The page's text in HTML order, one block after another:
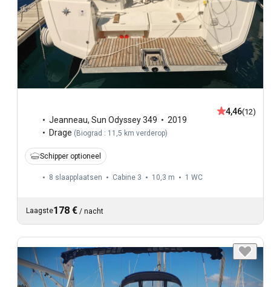
Jeanneau, Sun Odyssey 349
2019
Drage ( Biograd : 11,5 km verderop)
4,46(12)
Schipper optioneel
8 slaapplaatsen Cabine 3 10,3 m 1 WC
Laagste178 € / nacht